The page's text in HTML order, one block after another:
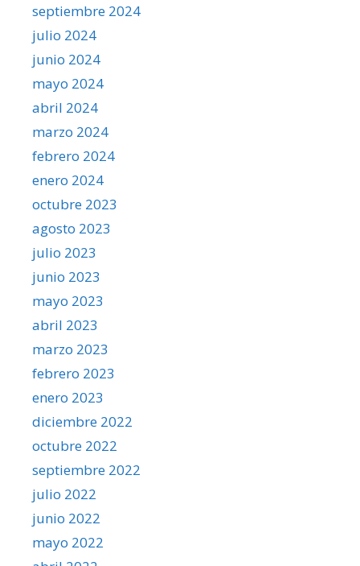
septiembre 2024
julio 2024
junio 2024
mayo 2024
abril 2024
marzo 2024
febrero 2024
enero 2024
octubre 2023
agosto 2023
julio 2023
junio 2023
mayo 2023
abril 2023
marzo 2023
febrero 2023
enero 2023
diciembre 2022
octubre 2022
septiembre 2022
julio 2022
junio 2022
mayo 2022